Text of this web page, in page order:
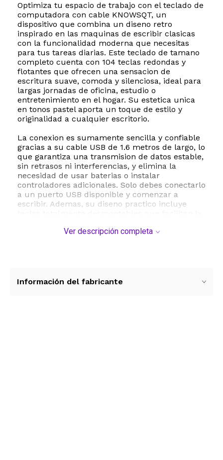
Optimiza tu espacio de trabajo con el teclado de
computadora con cable KNOWSQT, un
dispositivo que combina un diseno retro
inspirado en las maquinas de escribir clasicas
con la funcionalidad moderna que necesitas
para tus tareas diarias. Este teclado de tamano
completo cuenta con 104 teclas redondas y
flotantes que ofrecen una sensacion de
escritura suave, comoda y silenciosa, ideal para
largas jornadas de oficina, estudio o
entretenimiento en el hogar. Su estetica unica
en tonos pastel aporta un toque de estilo y
originalidad a cualquier escritorio.
La conexion es sumamente sencilla y confiable
gracias a su cable USB de 1.6 metros de largo, lo
que garantiza una transmision de datos estable,
sin retrasos ni interferencias, y elimina la
necesidad de usar baterias o instalar
controladores adicionales. Solo debes conectarlo
a un puerto USB disponible y comenzar a
escribir. Ademas, su diseno practico incluye
mantener tu espacio libre de polvo y residuos
Windows y ChromeOS, funcionando a la
Ver descripción completa
Información del fabricante